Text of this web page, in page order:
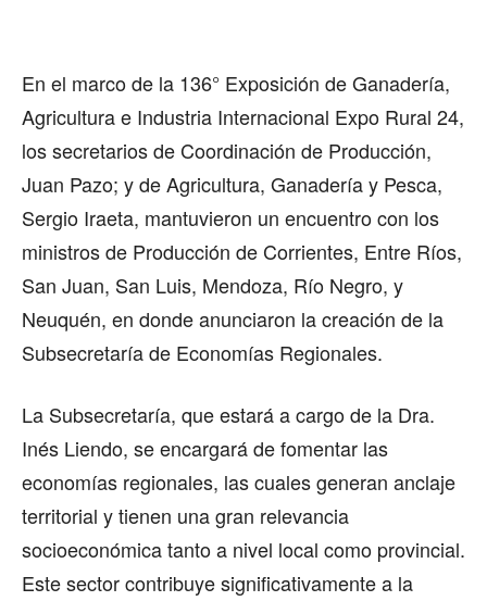
En el marco de la 136° Exposición de Ganadería,
Agricultura e Industria Internacional Expo Rural 24,
los secretarios de Coordinación de Producción,
Juan Pazo; y de Agricultura, Ganadería y Pesca,
Sergio Iraeta, mantuvieron un encuentro con los
ministros de Producción de Corrientes, Entre Ríos,
San Juan, San Luis, Mendoza, Río Negro, y
Neuquén, en donde anunciaron la creación de la
Subsecretaría de Economías Regionales.
La Subsecretaría, que estará a cargo de la Dra.
Inés Liendo, se encargará de fomentar las
economías regionales, las cuales generan anclaje
territorial y tienen una gran relevancia
socioeconómica tanto a nivel local como provincial.
Este sector contribuye significativamente a la